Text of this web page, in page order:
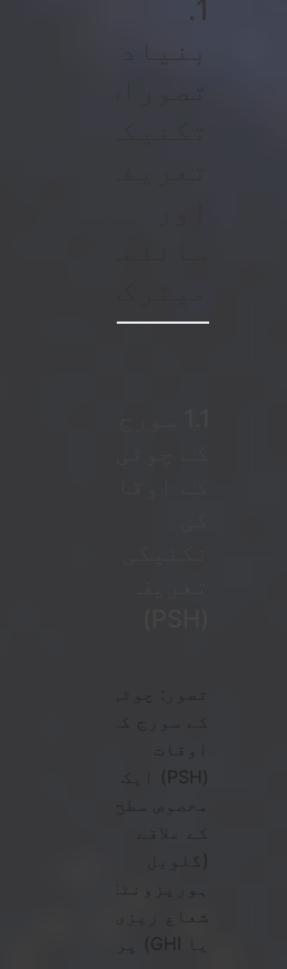
1.
بنیادی
تصورات:
تصور: چوٹی
کے سورج کے
اوقات
(PSH) ایک
مخصوص سطح
کے علاقے
(گلوبل
ہوریزونٹل
شعاع ریزی،
یا GHI) پر